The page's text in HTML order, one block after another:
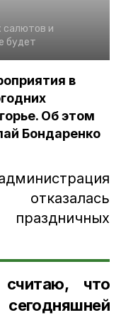
салютов и
будет
в
Об этом
Бондаренко
что